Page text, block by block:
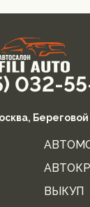
032-
ВЫКУП